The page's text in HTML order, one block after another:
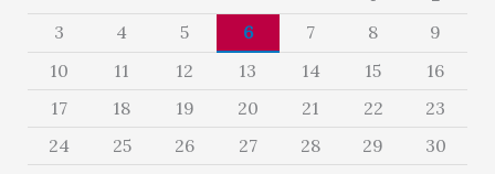
3
4 5 6 7 8
9
10
11 12 13 14 15
16
17
18 19 20 21 22
23
24
25 26 27 28 29
30